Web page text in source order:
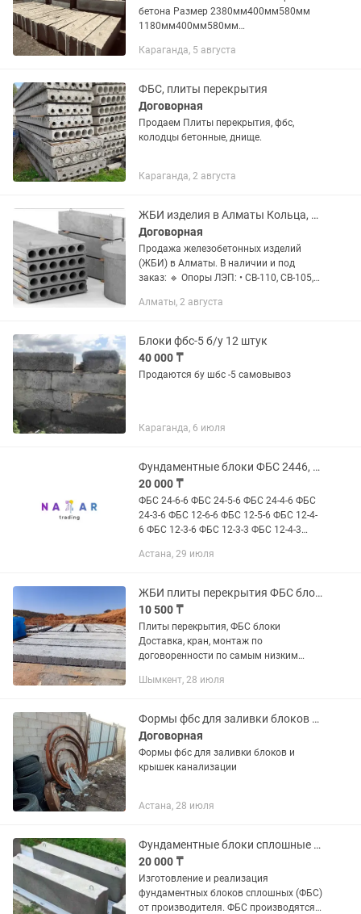
бетона Размер 2380мм400мм580мм
1180мм400мм580мм
24.4.6 17.000 12.4.6. 10.500 9.4.6. 9.000
Фундаментные...
Караганда, 5 августа
ФБС, плиты перекрытия
Договорная
Продаем Плиты перекрытия, фбс,
колодцы бетонные, днище.
Караганда, 2 августа
ЖБИ изделия в Алматы Кольца, ФБС, плиты, столбы СВ В наличии
Договорная
Продажа железобетонных изделий
(ЖБИ) в Алматы. В наличии и под
заказ: 🔹 Опоры ЛЭП: • СВ-110, СВ-105,
КС-10, КС-15, КС-20 • Опорные кольца
Алматы, 2 августа
Блоки фбс-5 б/у 12 штук
40 000 ₸
Продаются бу шбс -5 самовывоз
Караганда, 6 июля
Фундаментные блоки ФБС 2446, ФБС 2466, 966, ФБС1246
20 000 ₸
ФБС 24-6-6 ФБС 24-5-6 ФБС 24-4-6 ФБС
24-3-6 ФБС 12-6-6 ФБС 12-5-6 ФБС 12-4-
6 ФБС 12-3-6 ФБС 12-3-3 ФБС 12-4-3
5-6 ФБС 9-4-6 ФБС 9-3-6 ФБС 9-6-3 ФБС
Астана, 29 июля
ЖБИ плиты перекрытия ФБС блоки Шымкент
10 500 ₸
Плиты перекрытия, ФБС блоки
Доставка, кран, монтаж по
договоренности по самым низким
соответствует всем гос.требованиям
Прямая...
Шымкент, 28 июля
Формы фбс для заливки блоков и крышек люков для канализации
Договорная
Формы фбс для заливки блоков и
крышек канализации
Астана, 28 июля
Фундаментные блоки сплошные (ФБС)
20 000 ₸
Изготовление и реализация
фундаментных блоков сплошных (ФБС)
от производителя. ФБС производятся